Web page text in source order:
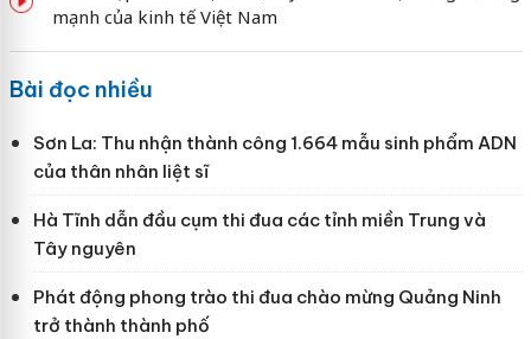
mạnh của kinh tế Việt Nam
Bài đọc nhiều
Sơn La: Thu nhận thành công 1.664 mẫu sinh phẩm ADN
của thân nhân liệt sĩ
Hà Tĩnh dẫn đầu cụm thi đua các tỉnh miền Trung và
Tây nguyên
Phát động phong trào thi đua chào mừng Quảng Ninh
trở thành thành phố